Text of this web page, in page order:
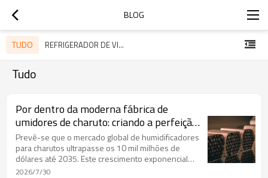
BLOG
TUDO REFRIGERADOR DE VINHO OEM
Tudo
Por dentro da moderna fábrica de
umidores de charuto: criando a perfeição
para um mercado multibilionário.
Prevê-se que o mercado global de humidificadores
para charutos ultrapasse os 10 mil milhões de
dólares até 2035. Este crescimento exponencial
exige uma análise mais aprofundada das fábricas
2026/7/30